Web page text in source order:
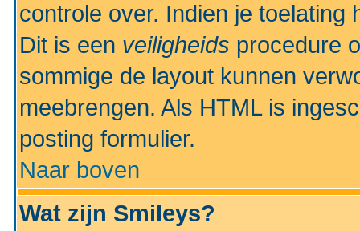
controle over. Indien je
Dit is een veiligheids procedure
sommige de layout kunnen
meebrengen. Als HTML is
posting formulier.
Naar boven
Wat zijn Smileys?